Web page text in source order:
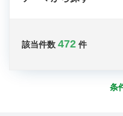
該当件数 472 件
条